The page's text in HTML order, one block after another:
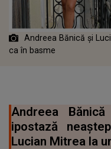
Andreea Bănică și
ca în basme
Andreea
ipostază
Lucian Mitrea la